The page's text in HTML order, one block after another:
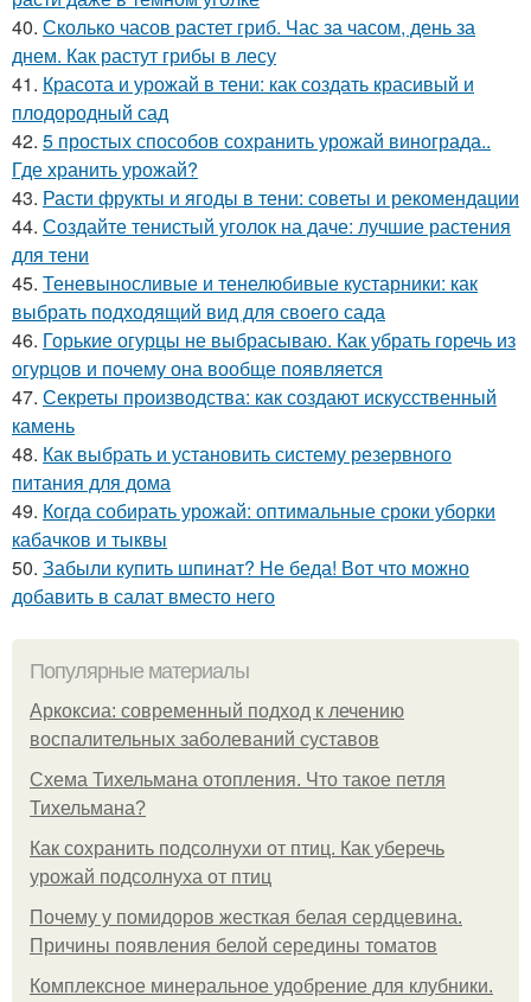
40. Сколько часов растет гриб. Час за часом, день за
днем. Как растут грибы в лесу
41. Красота и урожай в тени: как создать красивый и
плодородный сад
42. 5 простых способов сохранить урожай винограда..
Где хранить урожай?
43. Расти фрукты и ягоды в тени: советы и рекомендации
44. Создайте тенистый уголок на даче: лучшие растения
для тени
45. Теневыносливые и тенелюбивые кустарники: как
выбрать подходящий вид для своего сада
46. Горькие огурцы не выбрасываю. Как убрать горечь из
огурцов и почему она вообще появляется
47. Секреты производства: как создают искусственный
камень
48. Как выбрать и установить систему резервного
питания для дома
49. Когда собирать урожай: оптимальные сроки уборки
кабачков и тыквы
50. Забыли купить шпинат? Не беда! Вот что можно
добавить в салат вместо него
Популярные материалы
Аркоксиа: современный подход к лечению
воспалительных заболеваний суставов
Схема Тихельмана отопления. Что такое петля
Тихельмана?
Как сохранить подсолнухи от птиц. Как уберечь
урожай подсолнуха от птиц
Почему у помидоров жесткая белая сердцевина.
Причины появления белой середины томатов
Комплексное минеральное удобрение для клубники.